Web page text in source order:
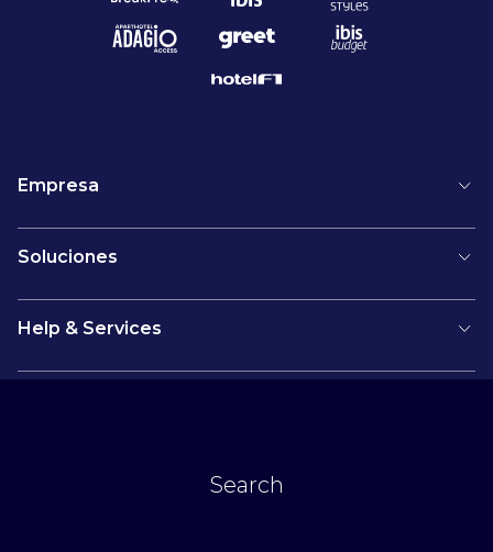
Search
Empresa
Soluciones
Help & Services